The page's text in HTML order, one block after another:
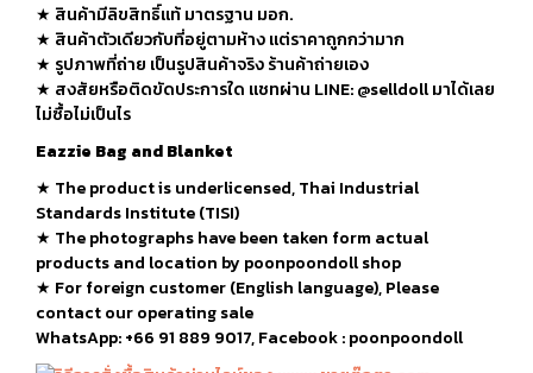
★ สินค้ามีลิขสิทธิ์แท้ มาตรฐาน มอก.
★ สินค้าตัวเดียวกับที่อยู่ตามห้าง แต่ราคาถูกกว่ามาก
★ รูปภาพที่ถ่าย เป็นรูปสินค้าจริง ร้านค้าถ่ายเอง
★ สงสัยหรือติดขัดประการใด แชทผ่าน LINE: @selldoll มาได้เลย
ไม่ซื้อไม่เป็นไร
Eazzie Bag and Blanket
★ The product is underlicensed, Thai Industrial
Standards Institute (TISI)
★ The photographs have been taken form actual
products and location by poonpoondoll shop
★ For foreign customer (English language), Please
contact our operating sale
WhatsApp: +66 91 889 9017, Facebook : poonpoondoll